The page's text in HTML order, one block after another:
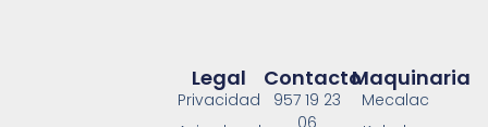
Contacto
957 19 23
06
Legal
Privacidad
Maquinaria
Mecalac